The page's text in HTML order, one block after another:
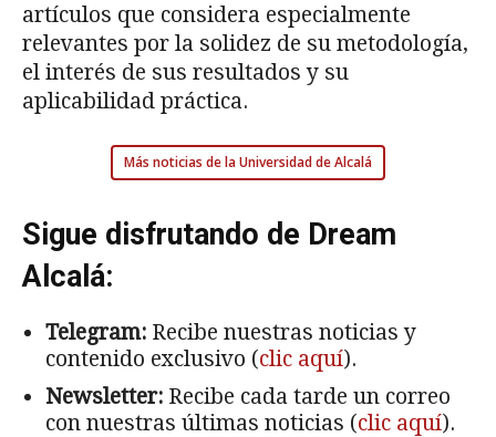
artículos que considera especialmente
relevantes por la solidez de su metodología,
el interés de sus resultados y su
aplicabilidad práctica.
Más noticias de la Universidad de Alcalá
Sigue disfrutando de Dream
Alcalá:
Telegram: Recibe nuestras noticias y
contenido exclusivo (clic aquí).
Newsletter: Recibe cada tarde un correo
con nuestras últimas noticias (clic aquí).